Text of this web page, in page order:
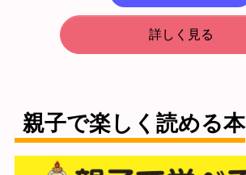
詳しく見る
親子で楽しく読める本